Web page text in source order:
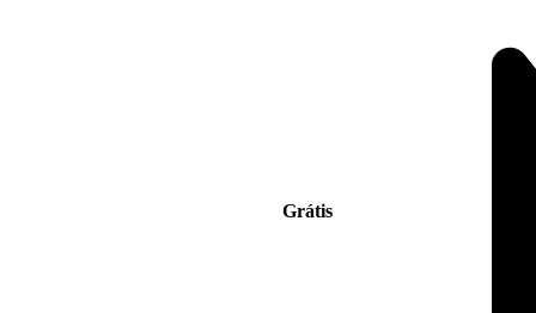
Grátis